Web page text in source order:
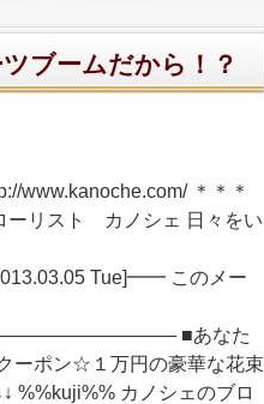
ブームだから！？
www.kanoche.com/ ＊＊＊
ーリスト カノシェ 日々をい
Tue]━━ このメー
■あなた
ーポン☆１万円の豪華な花束
%%kuji%% カノシェのブロ